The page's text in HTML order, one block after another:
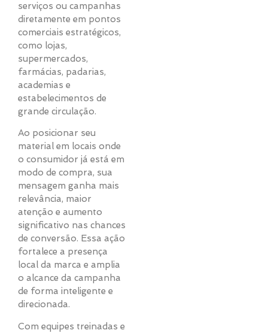
serviços ou campanhas
diretamente em pontos
comerciais estratégicos,
como lojas,
supermercados,
farmácias, padarias,
academias e
estabelecimentos de
grande circulação.
Ao posicionar seu
material em locais onde
o consumidor já está em
modo de compra, sua
mensagem ganha mais
relevância, maior
atenção e aumento
significativo nas chances
de conversão. Essa ação
fortalece a presença
local da marca e amplia
o alcance da campanha
de forma inteligente e
direcionada.
Com equipes treinadas e